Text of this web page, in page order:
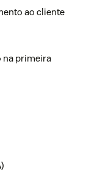
ao cliente
na primeira